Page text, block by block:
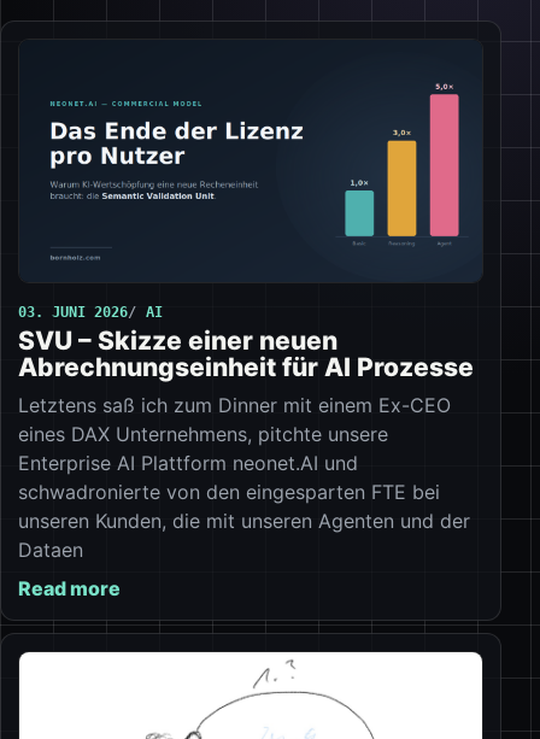
03. JUNI 2026 AI
SVU – Skizze einer neuen
Abrechnungseinheit für AI Prozesse
Letztens saß ich zum Dinner mit einem Ex-CEO
eines DAX Unternehmens, pitchte unsere
Enterprise AI Plattform neonet.AI und
schwadronierte von den eingesparten FTE bei
unseren Kunden, die mit unseren Agenten und der
Dataen
Read more